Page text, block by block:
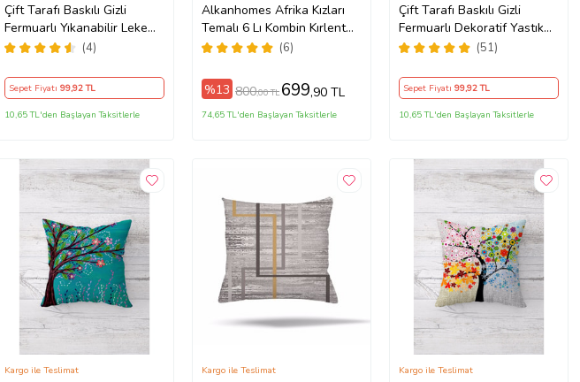
Çift Tarafı Baskılı Gizli
Fermuarlı Yıkanabilir Leke
Tutmaz Dekoratif Kırlent
(4)
Sepet Fiyatı 99,92 TL
10,65 TL'den Başlayan Taksitlerle
Alkanhomes Afrika Kızları
Temalı 6 Lı Kombin Kırlent
Kılıfı
(6)
%13 800,00 TL 699,90 TL
74,65 TL'den Başlayan Taksitlerle
Çift Tarafı Baskılı Gizli
Fermuarlı Dekoratif Yastık
Kılıfı Kırlent Kılıfı Koltuk
(51)
Sepet Fiyatı99,92 TL
10,65 TL'den Başlayan Taksitlerle
Kargo ile Teslimat Kargo ile Teslimat Kargo ile Teslimat